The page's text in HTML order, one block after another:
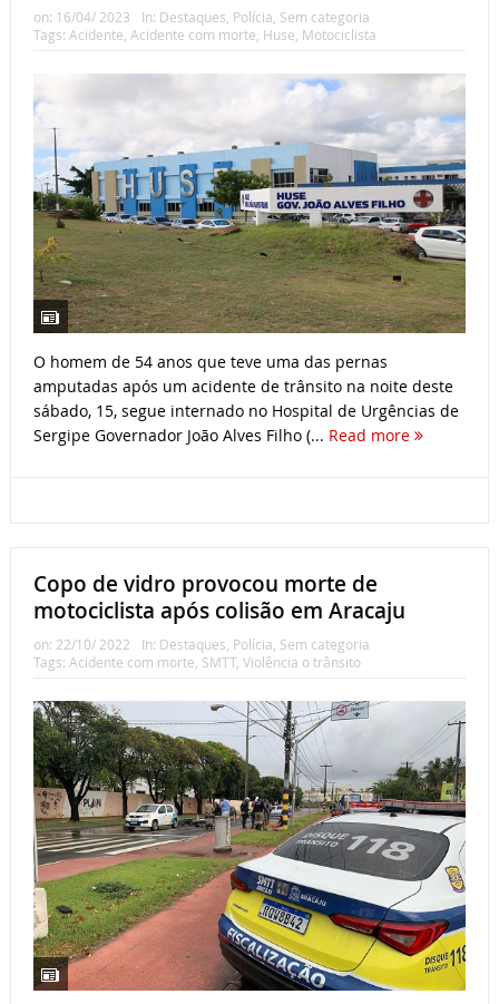
on: 16/04/ 2023 In: Destaques, Polícia, Sem categoria
Tags: Acidente, Acidente com morte, Huse, Motociclista
O homem de 54 anos que teve uma das pernas
amputadas após um acidente de trânsito na noite deste
sábado, 15, segue internado no Hospital de Urgências de
Sergipe Governador João Alves Filho (... Read more
Copo de vidro provocou morte de
motociclista após colisão em Aracaju
on: 22/10/ 2022 In: Destaques, Polícia, Sem categoria
Tags: Acidente com morte, SMTT, Violência o trânsito